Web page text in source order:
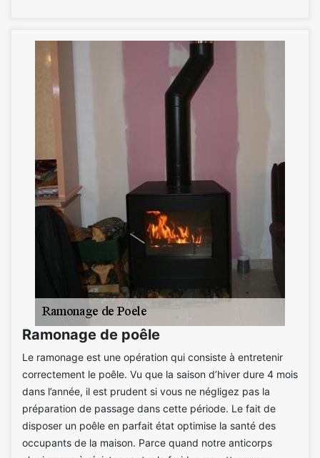
Ramonage de poêle
Le ramonage est une opération qui consiste à entretenir
correctement le poêle. Vu que la saison d’hiver dure 4 mois
dans l’année, il est prudent si vous ne négligez pas la
préparation de passage dans cette période. Le fait de
disposer un poêle en parfait état optimise la santé des
occupants de la maison. Parce quand notre anticorps